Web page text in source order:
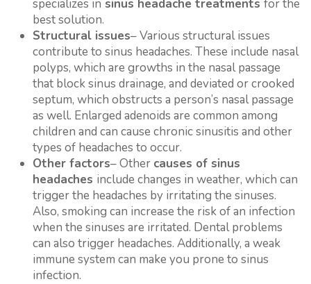
specializes in sinus headache treatments for the
best solution.
Structural issues– Various structural issues
contribute to sinus headaches. These include nasal
polyps, which are growths in the nasal passage
that block sinus drainage, and deviated or crooked
septum, which obstructs a person’s nasal passage
as well. Enlarged adenoids are common among
children and can cause chronic sinusitis and other
types of headaches to occur.
Other factors– Other causes of sinus
headaches include changes in weather, which can
trigger the headaches by irritating the sinuses.
Also, smoking can increase the risk of an infection
when the sinuses are irritated. Dental problems
can also trigger headaches. Additionally, a weak
immune system can make you prone to sinus
infection.